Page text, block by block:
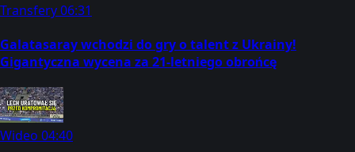
Transfery06:31
Galatasaray wchodzi do gry o talent z Ukrainy!
Gigantyczna wycena za 21-letniego obrońcę
Wideo 04:40